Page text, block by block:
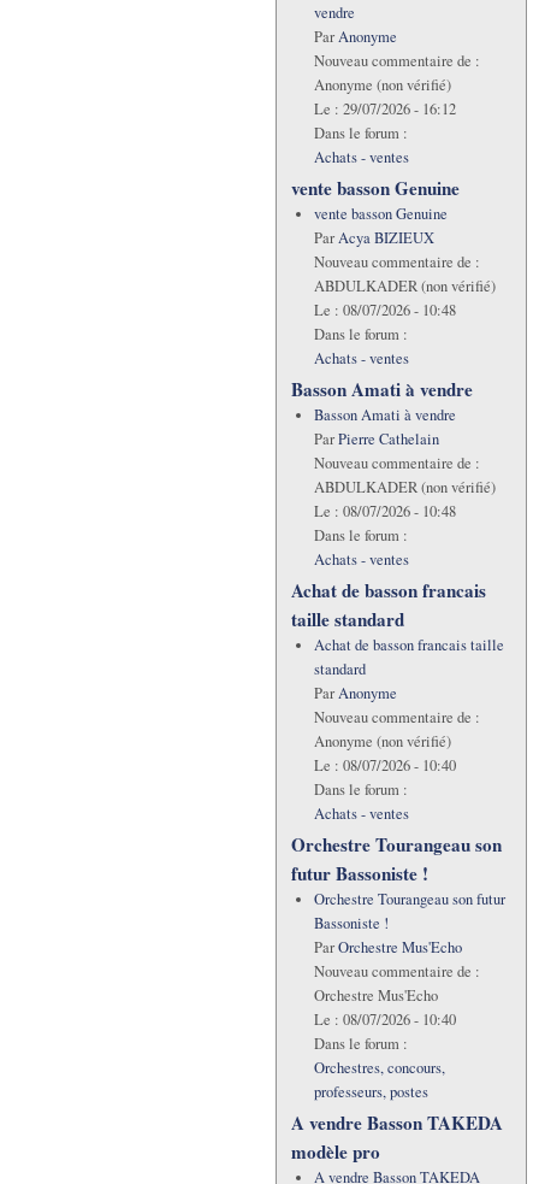
vendre
ParAnonyme
Nouveau commentaire de :
Anonyme (non vérifié)
Le : 29/07/2026 - 16:12
Dans le forum :
Achats - ventes
vente basson Genuine
vente basson Genuine
ParAcya BIZIEUX
Nouveau commentaire de :
ABDULKADER (non vérifié)
Le : 08/07/2026 - 10:48
Dans le forum :
Achats - ventes
Basson Amati à vendre
Basson Amati à vendre
ParPierre Cathelain
Nouveau commentaire de :
ABDULKADER (non vérifié)
Le : 08/07/2026 - 10:48
Dans le forum :
Achats - ventes
Achat de basson francais
taille standard
Achat de basson francais taille
standard
ParAnonyme
Nouveau commentaire de :
Anonyme (non vérifié)
Le : 08/07/2026 - 10:40
Dans le forum :
Achats - ventes
Orchestre Tourangeau son
futur Bassoniste !
Orchestre Tourangeau son futur
Bassoniste !
ParOrchestre Mus'Echo
Nouveau commentaire de :
Orchestre Mus'Echo
Le : 08/07/2026 - 10:40
Dans le forum :
Orchestres, concours,
professeurs, postes
A vendre Basson TAKEDA
modèle pro
A vendre Basson TAKEDA